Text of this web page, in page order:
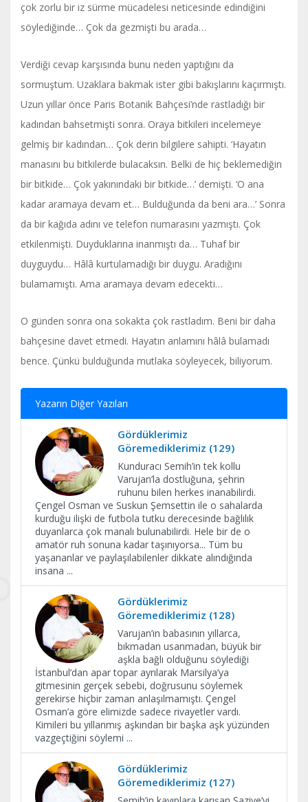
çok zorlu bir iz sürme mücadelesi neticesinde edindiğini
söylediğinde… Çok da gezmişti bu arada…
Verdiği cevap karşısında bunu neden yaptığını da
sormuştum. Uzaklara bakmak ister gibi bakışlarını kaçırmıştı.
Uzun yıllar önce Paris Botanik Bahçesi’nde rastladığı bir
kadından bahsetmişti sonra. Oraya bitkileri incelemeye
gelmiş bir kadından… Çok derin bilgilere sahipti. ‘Hayatın
manasını bu bitkilerde bulacaksın. Belki de hiç beklemediğin
bir bitkide… Çok yakınındaki bir bitkide…’ demişti. ‘O ana
kadar aramaya devam et… Bulduğunda da beni ara…’ Sonra
da bir kağıda adını ve telefon numarasını yazmıştı. Çok
etkilenmişti. Duyduklarına inanmıştı da… Tuhaf bir
duyguydu… Hâlâ kurtulamadığı bir duygu. Aradığını
bulamamıştı. Ama aramaya devam edecekti…
O günden sonra ona sokakta çok rastladım. Beni bir daha
bahçesine davet etmedi. Hayatın anlamını hâlâ bulamadı
bence. Çünkü bulduğunda mutlaka söyleyecek, biliyorum.
Yazarın Diğer Yazıları
Gördüklerimiz
Göremediklerimiz (129)
Kunduracı Semih’in tek kollu
Varujan’la dostluğuna, şehrin
ruhunu bilen herkes inanabilirdi.
Çengel Osman ve Suskun Şemsettin ile o sahalarda
kurduğu ilişki de futbola tutku derecesinde bağlılık
duyanlarca çok manalı bulunabilirdi. Hele bir de o
amatör ruh sonuna kadar taşınıyorsa... Tüm bu
yaşananlar ve paylaşılabilenler dikkate alındığında
insana ...
Gördüklerimiz
Göremediklerimiz (128)
Varujan’ın babasının yıllarca,
bıkmadan usanmadan, büyük bir
aşkla bağlı olduğunu söylediği
İstanbul’dan apar topar ayrılarak Marsilya’ya
gitmesinin gerçek sebebi, doğrusunu söylemek
gerekirse hiçbir zaman anlaşılmamıştı. Çengel
Osman’a göre elimizde sadece rivayetler vardı.
Kimileri bu yıllanmış aşkından bir başka aşk yüzünden
vazgeçtiğini söylemi ...
Gördüklerimiz
Göremediklerimiz (127)